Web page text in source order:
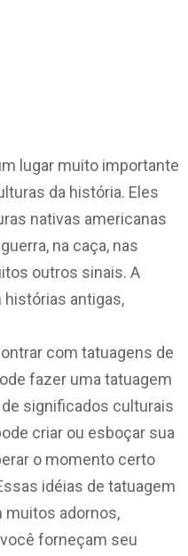
lugar muito importante
da história. Eles
nativas americanas
na caça, nas
outros sinais. A
antigas,
com tatuagens de
fazer uma tatuagem
significados culturais
criar ou esboçar sua
o momento certo
idéias de tatuagem
muitos adornos,
forneçam seu